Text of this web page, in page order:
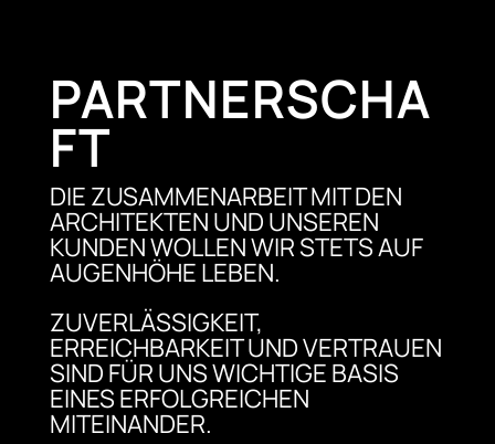
PARTNERSCHA
FT
DIE ZUSAMMENARBEIT MIT DEN
ARCHITEKTEN UND UNSEREN
KUNDEN WOLLEN WIR STETS AUF
AUGENHÖHE LEBEN.
ZUVERLÄSSIGKEIT,
ERREICHBARKEIT UND VERTRAUEN
SIND FÜR UNS WICHTIGE BASIS
EINES ERFOLGREICHEN
MITEINANDER.